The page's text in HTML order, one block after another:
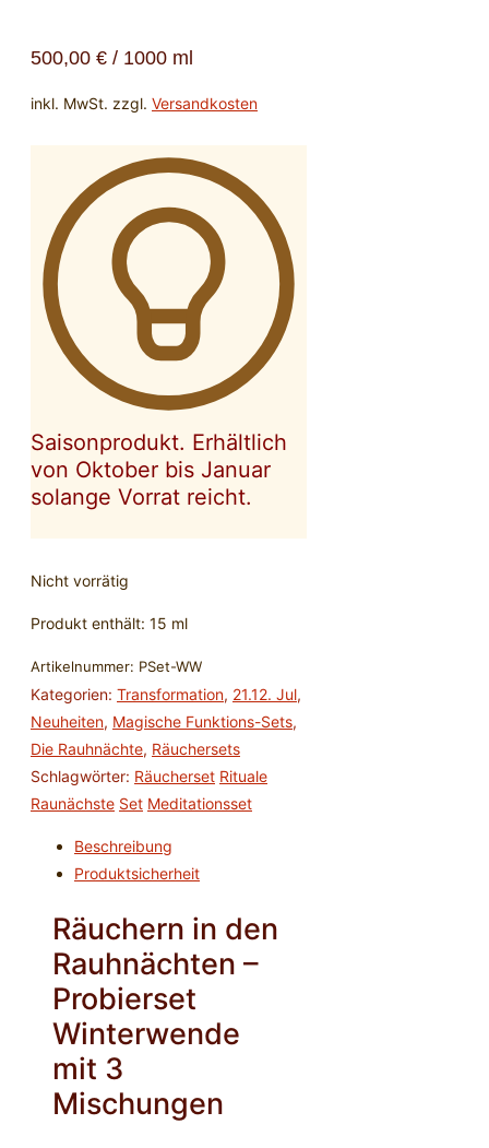
500,00 € / 1000 ml
inkl. MwSt. zzgl. Versandkosten
Saisonprodukt. Erhältlich
von Oktober bis Januar
solange Vorrat reicht.
Nicht vorrätig
Produkt enthält: 15 ml
Artikelnummer: PSet-WW
Kategorien: Transformation, 21.12. Jul,
Neuheiten, Magische Funktions-Sets,
Die Rauhnächte, Räuchersets
Schlagwörter: Räucherset Rituale
Raunächste Set Meditationsset
Beschreibung
Produktsicherheit
Räuchern in den
Rauhnächten –
Probierset
Winterwende
mit 3
Mischungen